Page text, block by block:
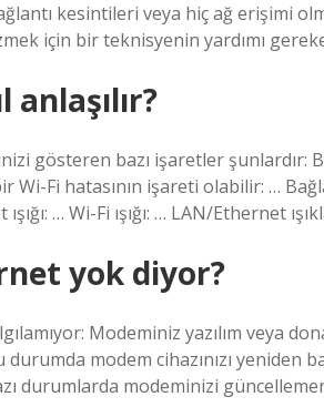
kesintileri veya hiç ağ erişimi
için bir teknisyenin yardımı
anlaşılır?
gösteren bazı işaretler şunlardır:
Fi hatasının işareti olabilir: …
… Wi-Fi ışığı: … LAN/Ethernet
yok diyor?
Modeminiz yazılım veya
modem cihazınızı yeniden
durumlarda modeminizi